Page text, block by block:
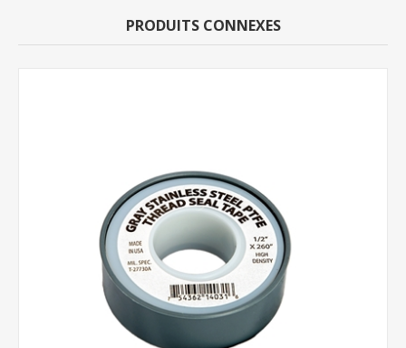
PRODUITS CONNEXES